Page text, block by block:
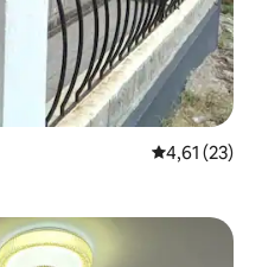
Note
4,61 (23)